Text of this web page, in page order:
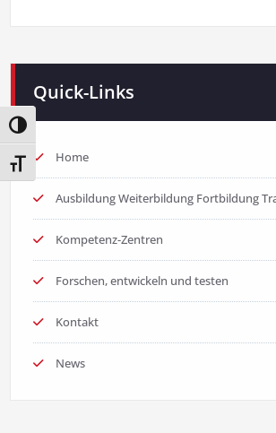
Umschalten auf hohe Kontraste
Schrift vergrößern
Quick-Links
Home
Ausbildung Weiterbildung Fortbildung
Kompetenz-Zentren
Forschen, entwickeln und testen
Kontakt
News